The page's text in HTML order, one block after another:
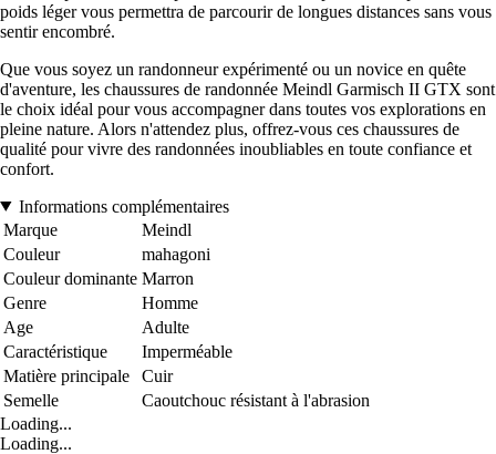
poids léger vous permettra de parcourir de longues distances sans vous
sentir encombré.
Que vous soyez un randonneur expérimenté ou un novice en quête
d'aventure, les chaussures de randonnée Meindl Garmisch II GTX sont
le choix idéal pour vous accompagner dans toutes vos explorations en
pleine nature. Alors n'attendez plus, offrez-vous ces chaussures de
qualité pour vivre des randonnées inoubliables en toute confiance et
confort.
Informations complémentaires
Marque
Meindl
Couleur
mahagoni
Couleur dominante Marron
Genre
Homme
Age
Adulte
Caractéristique
Imperméable
Matière principale
Cuir
Semelle
Caoutchouc résistant à l'abrasion
Loading...
Loading...